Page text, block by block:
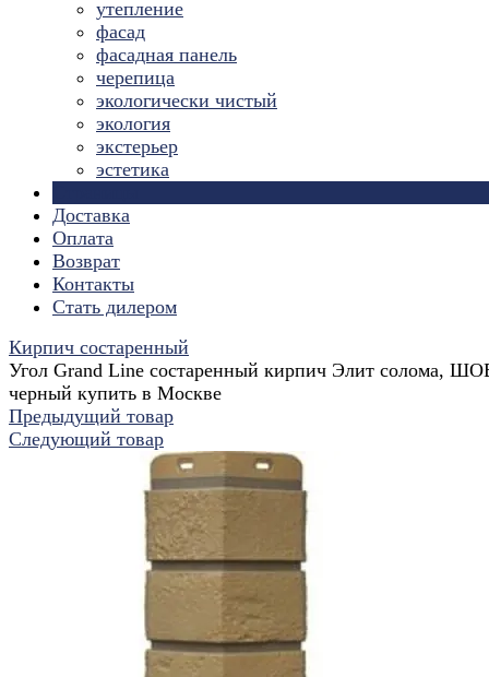
утепление
фасад
фасадная панель
черепица
экологически чистый
экология
экстерьер
эстетика
Доставка
Оплата
Возврат
Контакты
Стать дилером
Кирпич состаренный
Угол Grand Line состаренный кирпич Элит солома,
черный купить в Москве
Предыдущий товар
Следующий товар